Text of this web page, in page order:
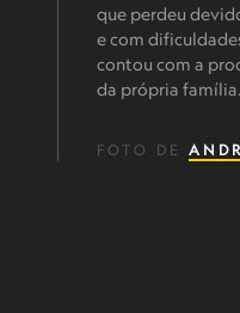
que perdeu
e com
contou com a
da própria família.
FOTO DE